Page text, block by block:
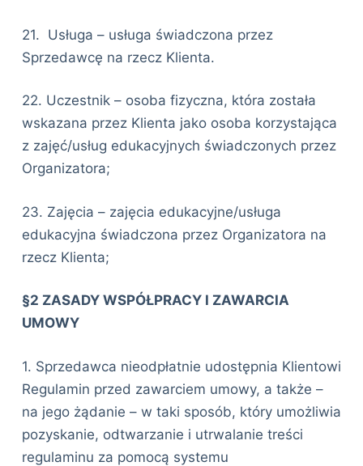
21. Usługa – usługa świadczona przez
Sprzedawcę na rzecz Klienta.
22. Uczestnik – osoba fizyczna, która została
wskazana przez Klienta jako osoba korzystająca
z zajęć/usług edukacyjnych świadczonych przez
Organizatora;
23. Zajęcia – zajęcia edukacyjne/usługa
edukacyjna świadczona przez Organizatora na
rzecz Klienta;
§2 ZASADY WSPÓŁPRACY I ZAWARCIA
UMOWY
1. Sprzedawca nieodpłatnie udostępnia Klientowi
Regulamin przed zawarciem umowy, a także –
na jego żądanie – w taki sposób, który umożliwia
pozyskanie, odtwarzanie i utrwalanie treści
regulaminu za pomocą systemu